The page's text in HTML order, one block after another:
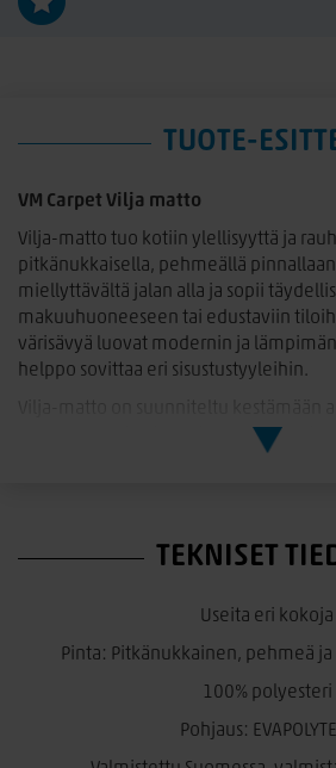
TUOTE-
VM Carpet Vilja matto
Vilja-matto tuo kotiin ylellisyyttä ja
pitkänukkaisella, pehmeällä
miellyttävältä jalan alla ja sopii
makuuhuoneeseen tai edustaviin
värisävyä luovat modernin ja
helppo sovittaa eri sisustustyyleihin.
Sen korkea käyttöluokitus takaa, että
ja tekee siitä turvallisen ja
on täysin hajuton, kierrätettävä ja
Vilja on täydellinen valinta, kun haluat
kestävyyden ja ajattoman kauneuden.
Verkkokaupastamme voit tilata
mitoillasi. Erikoiskokoisilla matoillaei
TEKNISET
Useita eri kokoja
Pinta: Pitkänukkainen, pehmeä
100% polyesteri
Pohjaus: